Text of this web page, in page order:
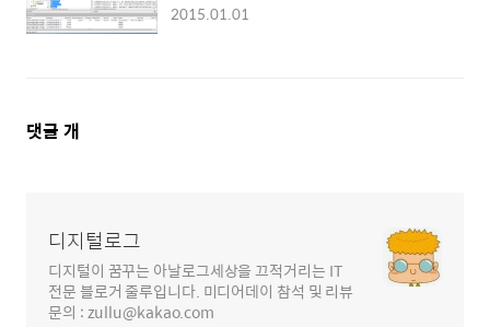
2015.01.01
댓
댓글 개
디지털로그
디지털이 꿈꾸는 아날로그세상을 끄적거리는 IT
전문 블로거 줄루입니다. 미디어데이 참석 및 리뷰
문의 : zullu@kakao.com